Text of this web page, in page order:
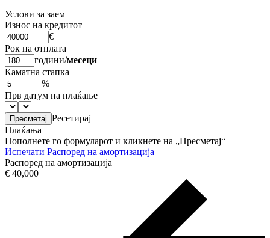
Услови за заем
Износ на кредитот
€
Рок на отплата
години/месеци
Каматна стапка
%
Прв датум на плаќање
Ресетирај
Плаќања
Пополнете го формуларот и кликнете на „Пресметај“
Испечати Распоред на амортизација
Распоред на амортизација
€ 40,000